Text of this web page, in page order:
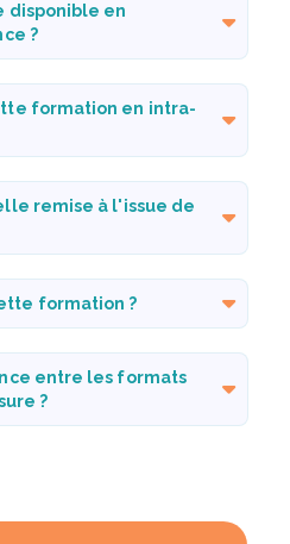
disponible en
?
formation en intra-
remise à l'issue de
formation ?
entre les formats
?